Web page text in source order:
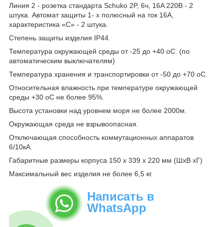
Линия 2 - розетка стандарта Schuko 2P, 6ч, 16A 220В - 2
штука. Автомат защиты 1- х полюсный на ток 16А,
характеристика «С» - 2 штука.
Степень защиты изделия IP44.
Температура окружающей среды от -25 до +40 оС. (по
автоматическим выключателям)
Температура хранения и транспортировки от -50 до +70 оС.
Относительная влажность при температуре окружающей
среды +30 оС не более 95%.
Высота установки над уровнем моря не более 2000м.
Окружающая среда не взрывоопасная.
Отключающая способность коммутационных аппаратов
6/10кА.
Габаритные размеры корпуса 150 х 339 х 220 мм (ШхВ хГ)
Максимальный вес изделия не более 6,5 кг.
Написать в
WhatsApp